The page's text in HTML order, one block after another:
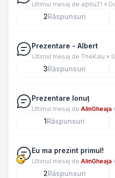
Ultimul mesaj de alpitu21 »
2Răspunsuri
Prezentare - Albert
Ultimul mesaj de TheKalu »
3Răspunsuri
Prezentare Ionuț
Ultimul mesaj de AlinGheaja
1Răspunsuri
Eu ma prezint primul!
Ultimul mesaj de AlinGheaja
2Răspunsuri